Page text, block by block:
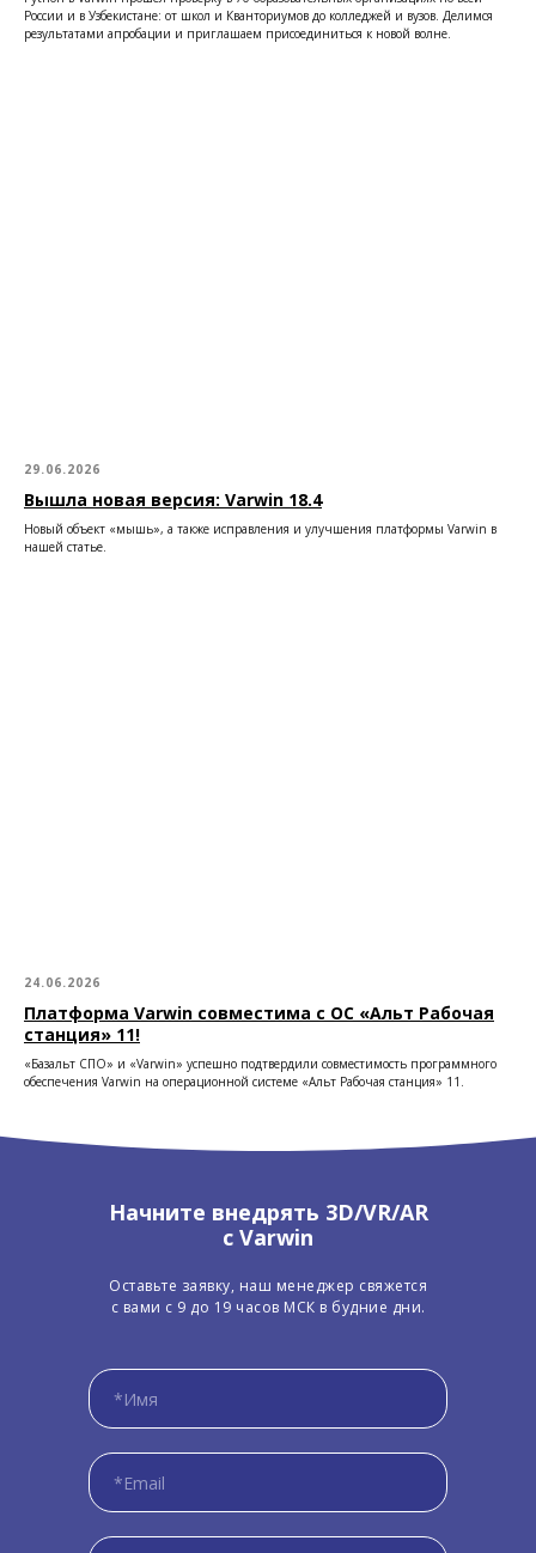
России и в Узбекистане: от школ и Кванториумов до колледжей и вузов. Делимся
результатами апробации и приглашаем присоединиться к новой волне.
29.06.2026
Вышла новая версия: Varwin 18.4
Новый объект «мышь», а также исправления и улучшения платформы Varwin в
нашей статье.
24.06.2026
Платформа Varwin совместима с ОС «Альт Рабочая
станция» 11!
«Базальт СПО» и «Varwin» успешно подтвердили совместимость программного
обеспечения Varwin на операционной системе «Альт Рабочая станция» 11.
Начните внедрять 3D/VR/AR
с Varwin
Оставьте заявку, наш менеджер свяжется
с вами с 9 до 19 часов МСК в будние дни.